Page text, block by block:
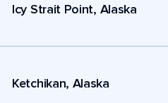
Icy Strait Point, Alaska
Ketchikan, Alaska